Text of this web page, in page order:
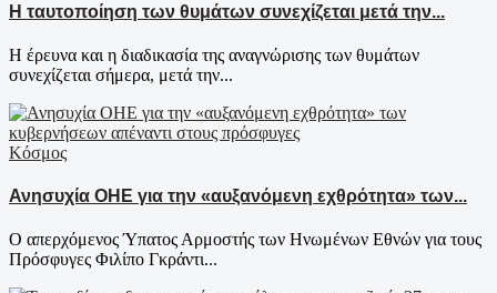
Η ταυτοποίηση των θυμάτων συνεχίζεται μετά την...
Η έρευνα και η διαδικασία της αναγνώρισης των θυμάτων
συνεχίζεται σήμερα, μετά την...
Κόσμος
Ανησυχία ΟΗΕ για την «αυξανόμενη εχθρότητα» των...
Ο απερχόμενος Ύπατος Αρμοστής των Ηνωμένων Εθνών για τους
Πρόσφυγες Φιλίπο Γκράντι...